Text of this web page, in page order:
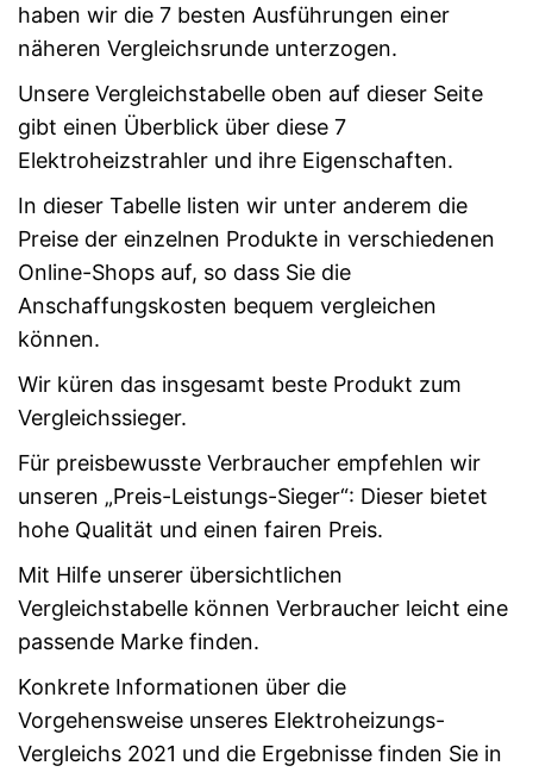
haben wir die 7 besten Ausführungen einer
näheren Vergleichsrunde unterzogen.
Unsere Vergleichstabelle oben auf dieser Seite
gibt einen Überblick über diese 7
Elektroheizstrahler und ihre Eigenschaften.
In dieser Tabelle listen wir unter anderem die
Preise der einzelnen Produkte in verschiedenen
Online-Shops auf, so dass Sie die
Anschaffungskosten bequem vergleichen
können.
Wir küren das insgesamt beste Produkt zum
Vergleichssieger.
Für preisbewusste Verbraucher empfehlen wir
unseren „Preis-Leistungs-Sieger“: Dieser bietet
hohe Qualität und einen fairen Preis.
Mit Hilfe unserer übersichtlichen
Vergleichstabelle können Verbraucher leicht eine
passende Marke finden.
Konkrete Informationen über die
Vorgehensweise unseres Elektroheizungs-
Vergleichs 2021 und die Ergebnisse finden Sie in